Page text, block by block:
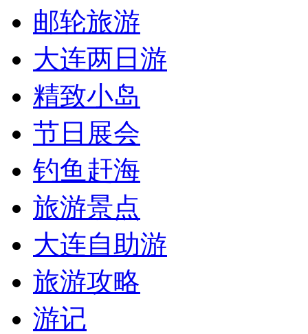
邮轮旅游
大连两日游
精致小岛
节日展会
钓鱼赶海
旅游景点
大连自助游
旅游攻略
游记